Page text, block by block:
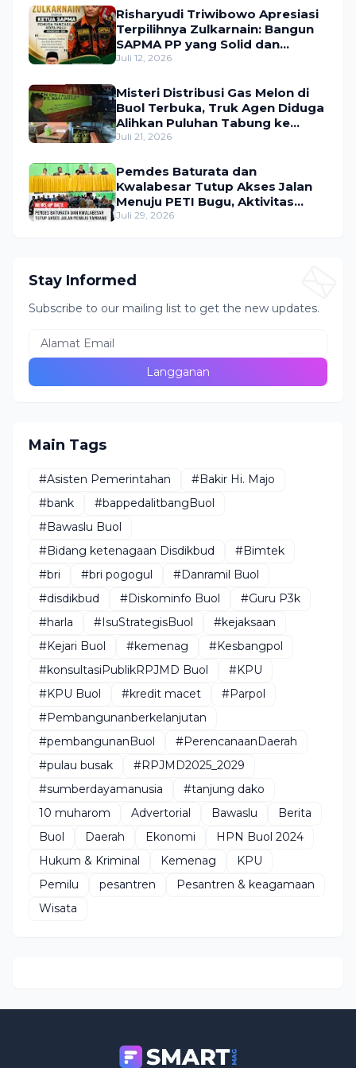
Risharyudi Triwibowo Apresiasi
Terpilihnya Zulkarnain: Bangun
SAPMA PP yang Solid dan
Bermanfaat bagi Masyarakat
Juli 12, 2026
Misteri Distribusi Gas Melon di
Buol Terbuka, Truk Agen Diduga
Alihkan Puluhan Tabung ke
Lokasi Tak Resmi
Juli 21, 2026
Pemdes Baturata dan
Kwalabesar Tutup Akses Jalan
Menuju PETI Bugu, Aktivitas
Tambang Diduga Masih
Juli 29, 2026
Stay Informed
Subscribe to our mailing list to get the new updates.
Main Tags
#Asisten Pemerintahan
#Bakir Hi. Majo
#bank
#bappedalitbangBuol
#Bawaslu Buol
#Bidang ketenagaan Disdikbud
#Bimtek
#bri
#bri pogogul
#Danramil Buol
#disdikbud
#Diskominfo Buol
#Guru P3k
#harla
#IsuStrategisBuol
#kejaksaan
#Kejari Buol
#kemenag
#Kesbangpol
#konsultasiPublikRPJMD Buol
#KPU
#KPU Buol
#kredit macet
#Parpol
#Pembangunanberkelanjutan
#pembangunanBuol
#PerencanaanDaerah
#pulau busak
#RPJMD2025_2029
#sumberdayamanusia
#tanjung dako
10 muharom
Advertorial Bawaslu
Berita
Buol
Daerah Ekonomi
HPN Buol 2024
Hukum & Kriminal
Kemenag
KPU
Pemilu
pesantren
Pesantren & keagamaan
Wisata